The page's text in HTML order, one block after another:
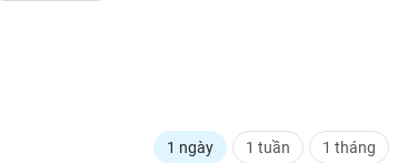
1 ngày 1 tuần 1 tháng